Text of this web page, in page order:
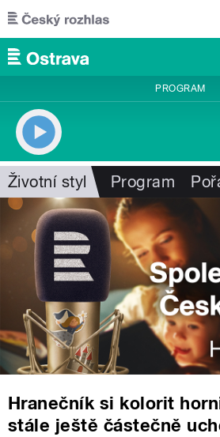
Přejít k hlavnímu obsahu
PROGRAM
Životní styl Program
Hranečník si kolorit
stále ještě částečně